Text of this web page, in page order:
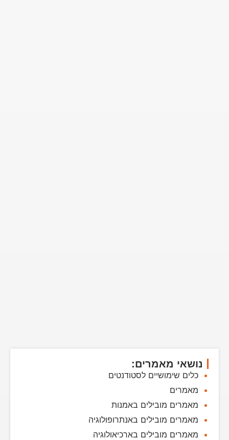
נושאי מאמרים:
כלים שימושיים לסטודנטים
מאמרים
מאמרים מובילים באמנות
מאמרים מובילים באנתרופולוגיה
מאמרים מובילים בארכיאולוגיה